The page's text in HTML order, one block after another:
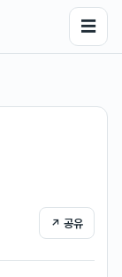
☰
↗ 공유